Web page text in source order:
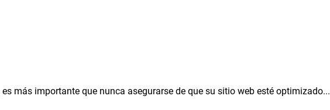
más importante que nunca asegurarse de que su sitio web esté optimizado...